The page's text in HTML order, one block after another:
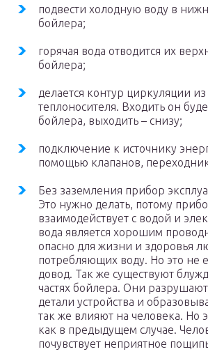
подвести холодную воду в
бойлера;
горячая вода отводится их
бойлера;
делается контур циркуляции
теплоносителя. Входить он
бойлера, выходить – снизу;
подключение к источнику
помощью клапанов,
Без заземления прибор
Это нужно делать, потому
взаимодействует с водой и
вода является хорошим
опасно для жизни и здоровья
потребляющих воду. Но это не
довод. Так же существуют
частях бойлера. Они
детали устройства и
так же влияют на человека. Но
как в предыдущем случае.
почувствует неприятное